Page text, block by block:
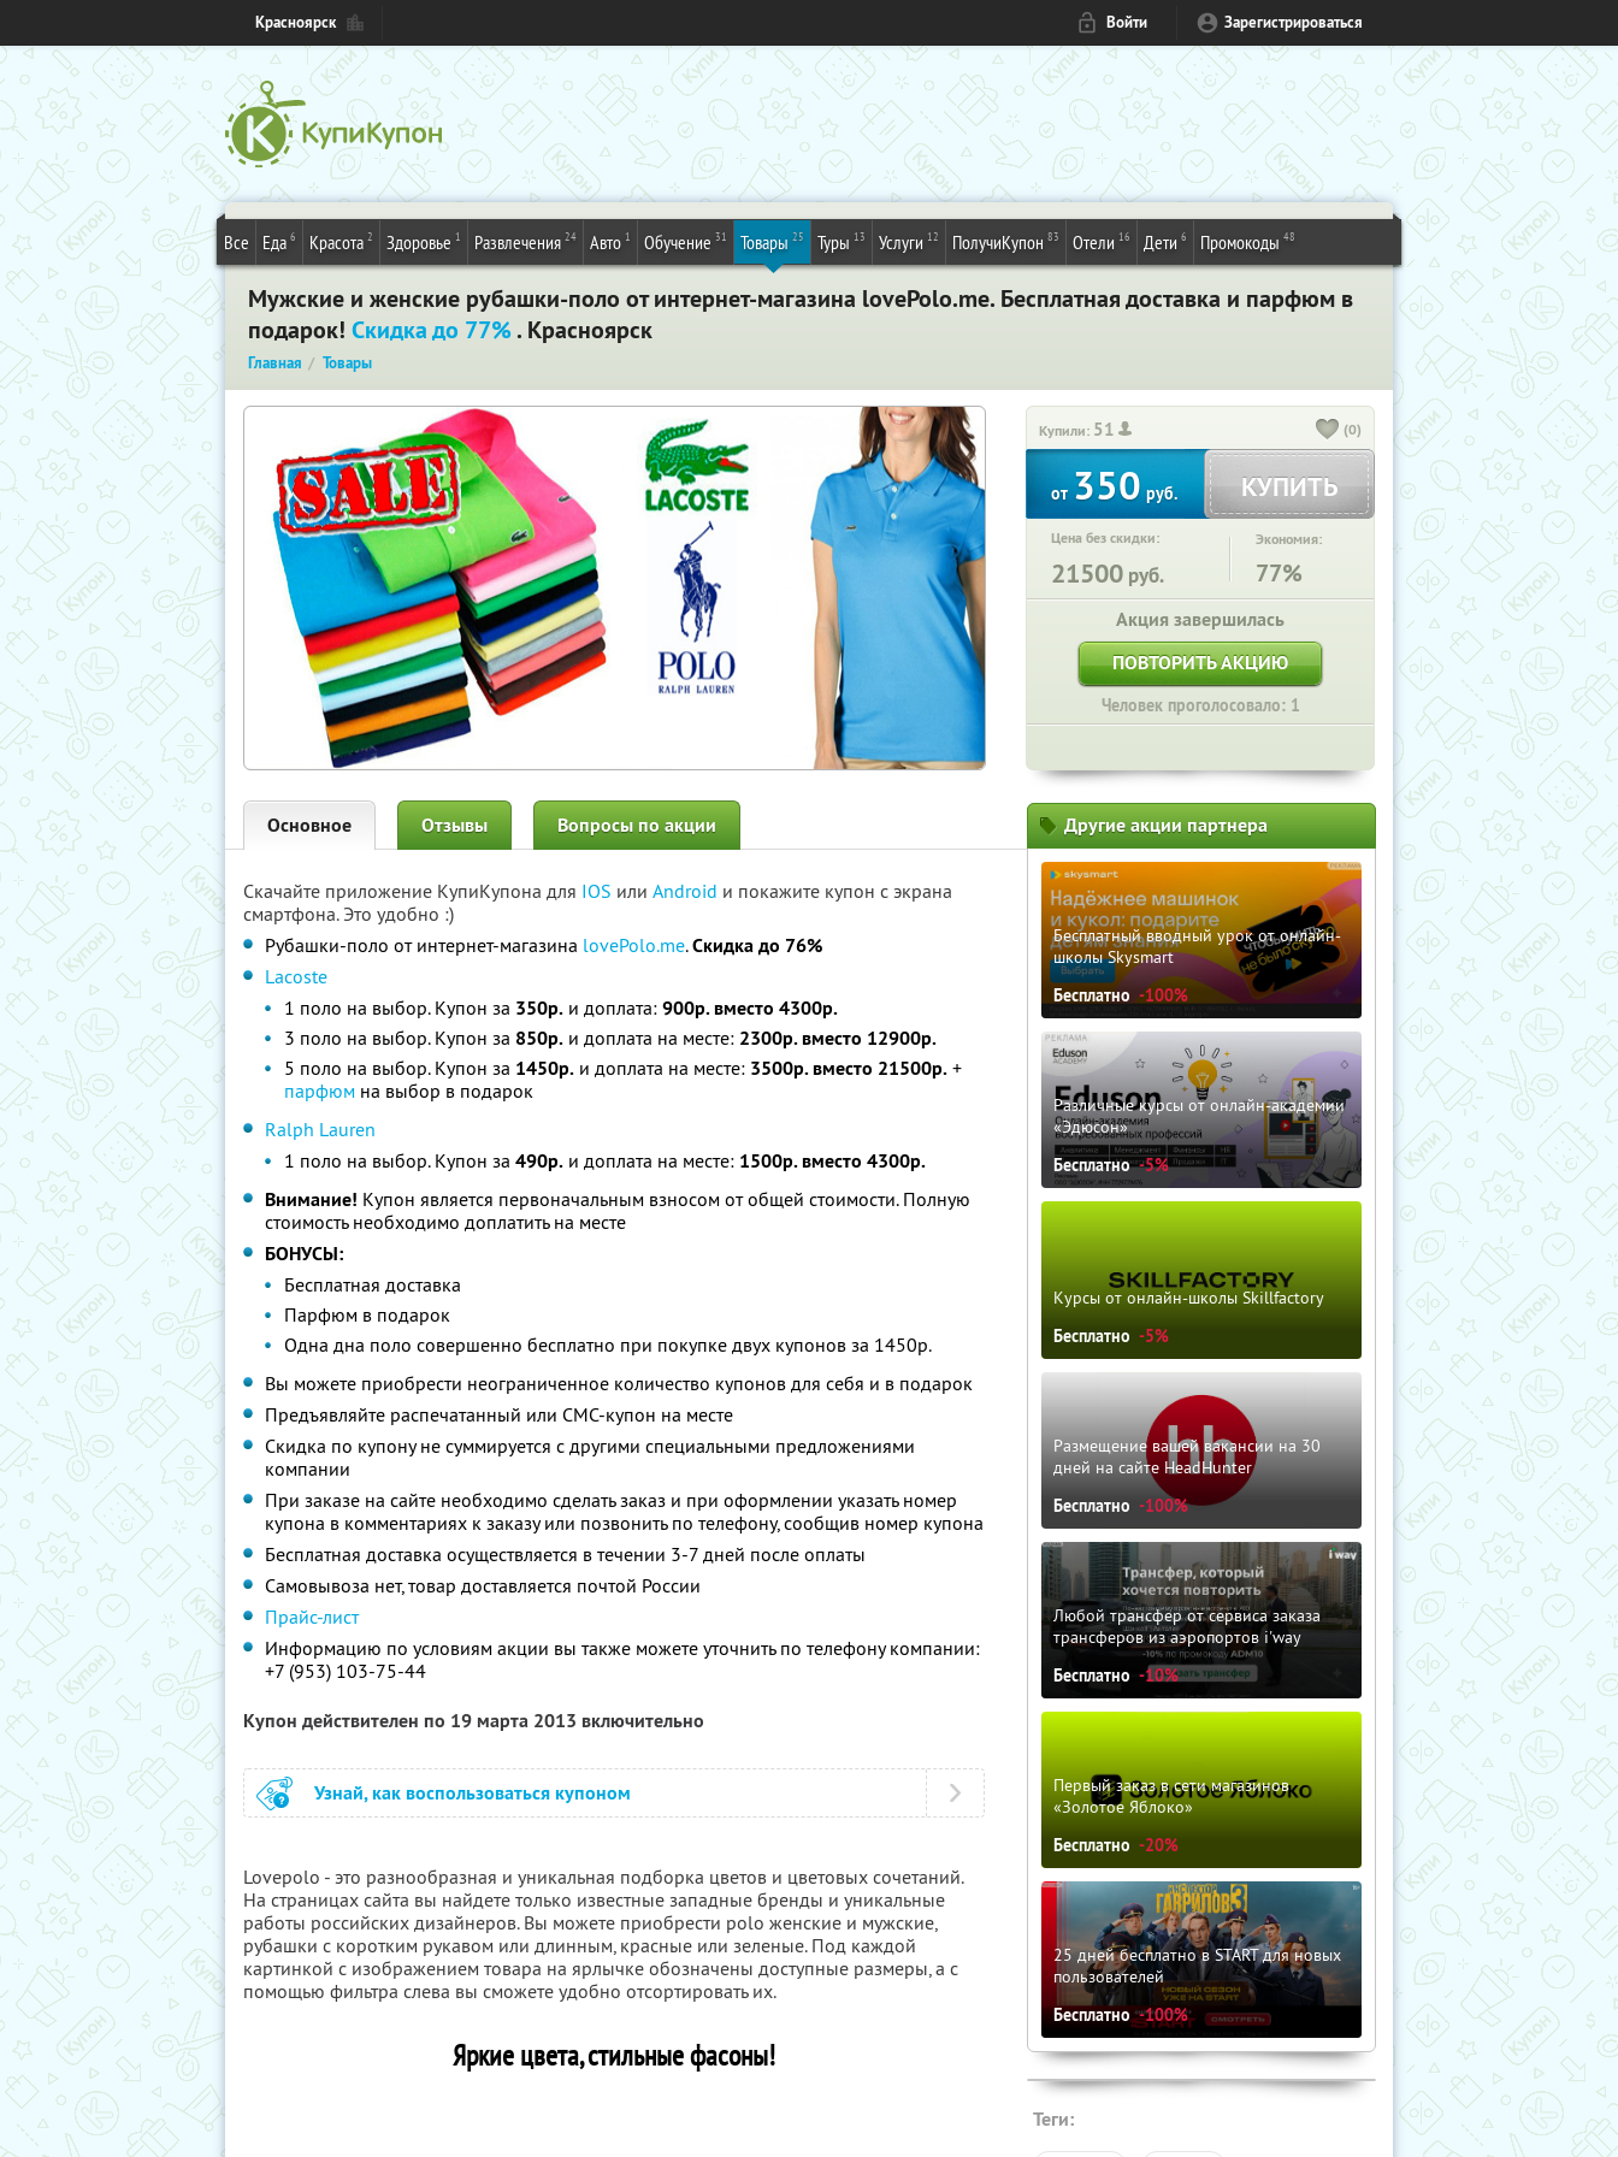
Красноярск Войти Зарегистрироваться
Все Еда 6 Красота 2 Здоровье 1 Развлечения 24 Авто 1 Обучение 31 Товары 25 Туры 13 Услуги 12 ПолучиКупон 83 Отели 16 Дети 6 Промокоды 48
Мужские и женские рубашки-поло от интернет-магазина lovePolo.me. Бесплатная доставка и парфюм в
подарок! Скидка до 77%. Красноярск
Главная Товары
Купили: 51 (0)
от350руб. КУПИТЬ
Цена без скидки:
21500 руб.
Экономия:
77%
Акция завершилась
ПОВТОРИТЬ АКЦИЮ
Человек проголосовало: 1
Основное Отзывы Вопросы по акции
Скачайте приложение КупиКупона для IOS или Android и покажите купон с экрана
смартфона. Это удобно :)
Рубашки-поло от интернет-магазина lovePolo.me.Скидка до 76%
Lacoste
1 поло на выбор. Купон за 350р. и доплата: 900р. вместо 4300р.
3 поло на выбор. Купон за 850р. и доплата на месте: 2300р. вместо 12900р.
5 поло на выбор. Купон за 1450р. и доплата на месте: 3500р. вместо 21500р. +
парфюм на выбор в подарок
Ralph Lauren
1 поло на выбор. Купон за 490р. и доплата на месте: 1500р. вместо 4300р.
Внимание! Купон является первоначальным взносом от общей стоимости. Полную
стоимость необходимо доплатить на месте
БОНУСЫ:
Бесплатная доставка
Парфюм в подарок
Одна дна поло совершенно бесплатно при покупке двух купонов за 1450р.
Вы можете приобрести неограниченное количество купонов для себя и в подарок
Предъявляйте распечатанный или СМС-купон на месте
Скидка по купону не суммируется с другими специальными предложениями
компании
При заказе на сайте необходимо сделать заказ и при оформлении указать номер
купона в комментариях к заказу или позвонить по телефону, сообщив номер купона
Бесплатная доставка осуществляется в течении 3-7 дней после оплаты
Самовывоза нет, товар доставляется почтой России
Прайс-лист
Информацию по условиям акции вы также можете уточнить по телефону компании:
+7 (953) 103-75-44
Купон действителен по 19 марта 2013 включительно
Узнай, как воспользоваться купоном
Lovepolo - это разнообразная и уникальная подборка цветов и цветовых сочетаний.
На страницах сайта вы найдете только известные западные бренды и уникальные
работы российских дизайнеров. Вы можете приобрести polo женские и мужские,
рубашки с коротким рукавом или длинным, красные или зеленые. Под каждой
картинкой с изображением товара на ярлычке обозначены доступные размеры, а с
помощью фильтра слева вы сможете удобно отсортировать их.
Яркие цвета, стильные фасоны!
Другие акции партнера
Бесплатный вводный урок от онлайн-
школы Skysmart
Бесплатно -100%
Различные курсы от онлайн-академии
«Эдюсон»
Бесплатно -5%
Курсы от онлайн-школы Skillfactory
Бесплатно -5%
Размещение вашей вакансии на 30
дней на сайте HeadHunter
Бесплатно -100%
Любой трансфер от сервиса заказа
трансферов из аэропортов i'way
Бесплатно -10%
Первый заказ в сети магазинов
«Золотое Яблоко»
Бесплатно -20%
25 дней бесплатно в START для новых
пользователей
Бесплатно -100%
Теги: